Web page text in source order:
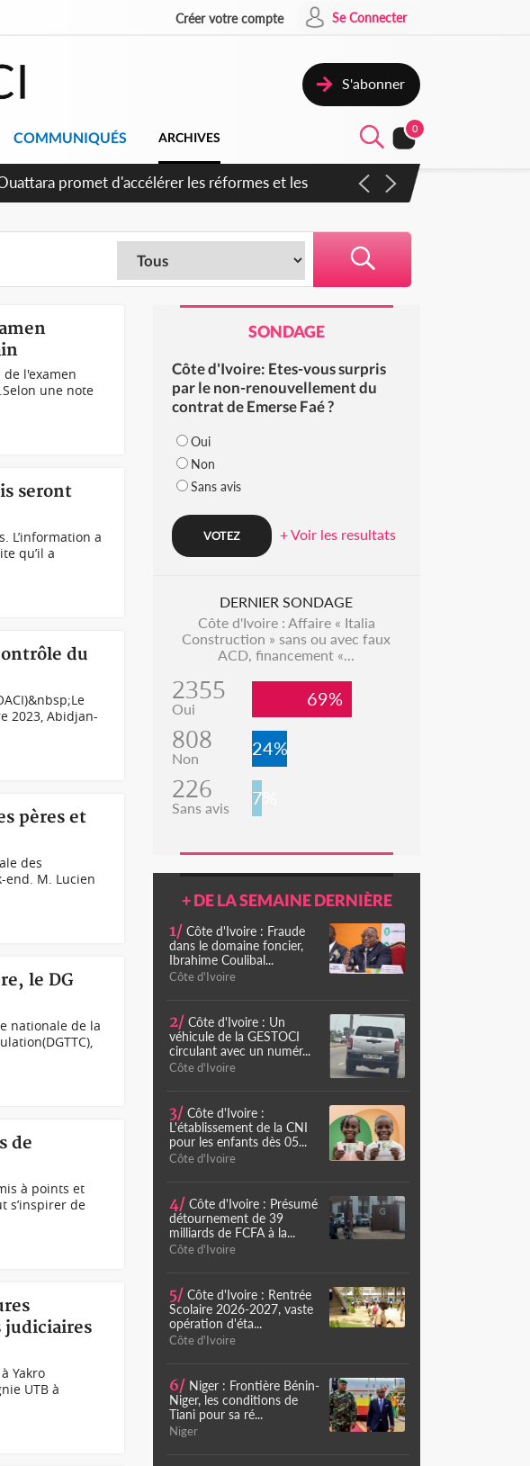
Créer votre compte Se Connecter
S'abonner
COMMUNIQUÉS ARCHIVES
0
promet d'accélérer les réformes et les
de l'examen
une note
seront
L’information a
qu’il a
du
2023, Abidjan-
pères et
des
end. M. Lucien
le DG
nationale de la
de
à points et
s’inspirer de
judiciaires
Yakro
UTB à
SONDAGE
Côte d'Ivoire: Etes-vous surpris
par le non-renouvellement du
contrat de Emerse Faé ?
Oui
Non
Sans avis
+ Voir les resultats
DERNIER SONDAGE
Côte d'Ivoire : Affaire « Italia
Construction » sans ou avec faux
ACD, financement «...
2355
Oui 69%
808
Non 24%
226
Sans avis 7%
+ DE LA SEMAINE DERNIÈRE
1/ Côte d'Ivoire : Fraude
dans le domaine foncier,
Ibrahime Coulibal...
Côte d'Ivoire
2/ Côte d'Ivoire : Un
véhicule de la GESTOCI
circulant avec un numér...
Côte d'Ivoire
3/ Côte d'Ivoire :
L'établissement de la CNI
pour les enfants dès 05...
Côte d'Ivoire
4/ Côte d'Ivoire : Présumé
détournement de 39
milliards de FCFA à la...
Côte d'Ivoire
5/ Côte d'Ivoire : Rentrée
Scolaire 2026-2027, vaste
opération d'éta...
Côte d'Ivoire
6/ Niger : Frontière Bénin-
Niger, les conditions de
Tiani pour sa ré...
Niger